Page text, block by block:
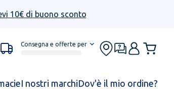
10€ di buono sconto
Consegna e offerte per
I nostri marchiDov'è il mio ordine?